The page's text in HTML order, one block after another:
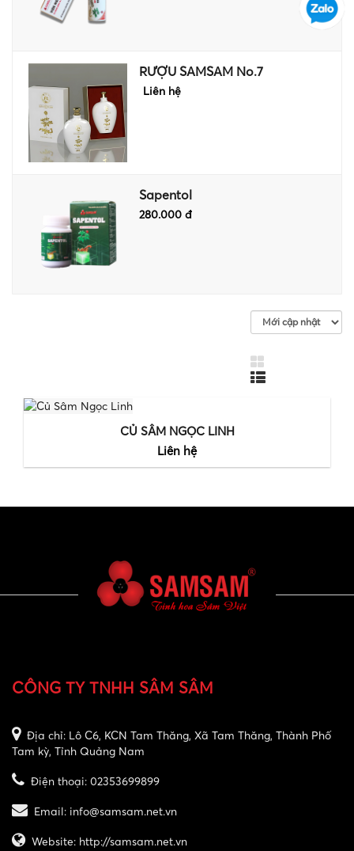
RƯỢU SAMSAM No.7
Liên hệ
Sapentol
280.000 đ
CỦ SÂM NGỌC LINH
Liên hệ
CÔNG TY TNHH SÂM SÂM
Địa chỉ: Lô C6, KCN Tam Thăng, Xã Tam Thăng, Thành Phố
Tam kỳ, Tỉnh Quảng Nam
Điện thoại: 02353699899
Email: info@samsam.net.vn
Website: http://samsam.net.vn